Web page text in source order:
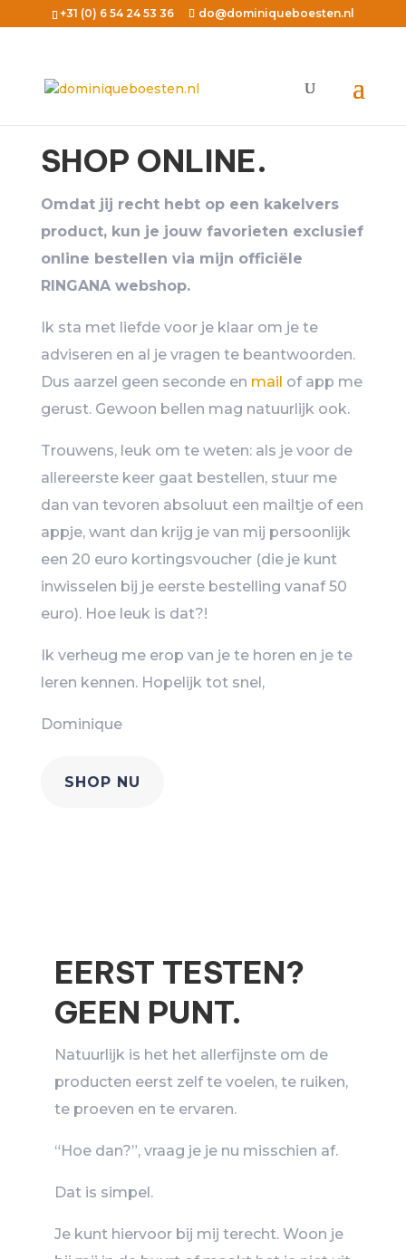
+31 (0) 6 54 24 53 36 do@dominiqueboesten.nl
SHOP ONLINE.
Omdat jij recht hebt op een kakelvers
product, kun je jouw favorieten exclusief
online bestellen via mijn officiële
RINGANA webshop.
Ik sta met liefde voor je klaar om je te
adviseren en al je vragen te beantwoorden.
Dus aarzel geen seconde en mail of app me
gerust. Gewoon bellen mag natuurlijk ook.
Trouwens, leuk om te weten: als je voor de
allereerste keer gaat bestellen, stuur me
dan van tevoren absoluut een mailtje of een
appje, want dan krijg je van mij persoonlijk
een 20 euro kortingsvoucher (die je kunt
inwisselen bij je eerste bestelling vanaf 50
euro). Hoe leuk is dat?!
Ik verheug me erop van je te horen en je te
leren kennen. Hopelijk tot snel,
Dominique
SHOP NU
EERST TESTEN?
GEEN PUNT.
Natuurlijk is het het allerfijnste om de
producten eerst zelf te voelen, te ruiken,
te proeven en te ervaren.
“Hoe dan?”, vraag je je nu misschien af.
Dat is simpel.
Je kunt hiervoor bij mij terecht. Woon je